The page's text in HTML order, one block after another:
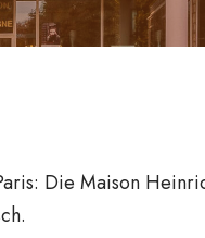
Die Maison